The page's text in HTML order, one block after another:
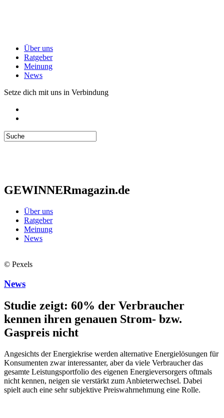
Über uns
Ratgeber
Meinung
News
Setze dich mit uns in Verbindung
GEWINNERmagazin.de
Über uns
Ratgeber
Meinung
News
© Pexels
News
Studie zeigt: 60% der Verbraucher
kennen ihren genauen Strom- bzw.
Gaspreis nicht
Angesichts der Energiekrise werden alternative Energielösungen für
Konsumenten zwar interessanter, aber da viele Verbraucher das
gesamte Leistungsportfolio des eigenen Energieversorgers oftmals
nicht kennen, neigen sie verstärkt zum Anbieterwechsel. Dabei
spielt auch eine sehr subjektive Preiswahrnehmung eine Rolle.